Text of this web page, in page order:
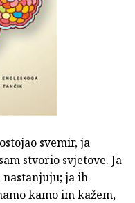
svemir, ja
stvorio svjetove. Ja
nastanjuju; ja ih
kamo im kažem,